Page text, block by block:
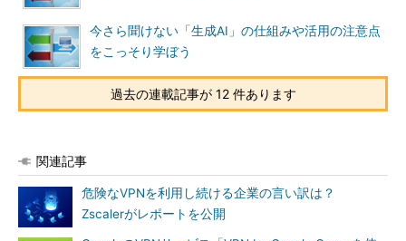
今さら聞けない「生成AI」の仕組みや活用の注意点
をこっそり学ぼう
過去の連載記事が 12 件あります
関連記事
危険なVPNを利用し続ける企業の言い訳は？
Zscalerがレポートを公開